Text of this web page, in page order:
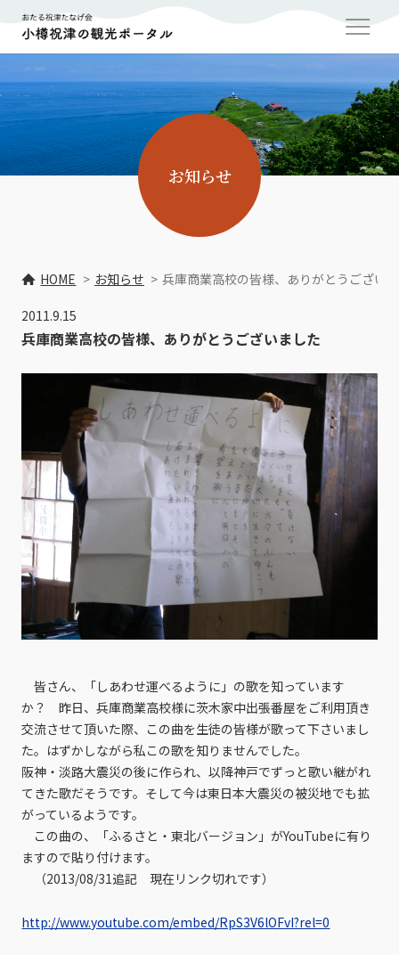
お知らせ
HOME お知らせ 兵庫商業高校の皆様、ありがとうござい
2011.9.15
兵庫商業高校の皆様、ありがとうございました
皆さん、「しあわせ運べるように」の歌を知っています
か？ 昨日、兵庫商業高校様に茨木家中出張番屋をご利用頂き
交流させて頂いた際、この曲を生徒の皆様が歌って下さいまし
た。はずかしながら私この歌を知りませんでした。
阪神・淡路大震災の後に作られ、以降神戸でずっと歌い継がれ
てきた歌だそうです。そして今は東日本大震災の被災地でも拡
がっているようです。
この曲の、「ふるさと・東北バージョン」がYouTubeに有り
ますので貼り付けます。
（2013/08/31追記 現在リンク切れです）
http://www.youtube.com/embed/RpS3V6lOFvI?rel=0